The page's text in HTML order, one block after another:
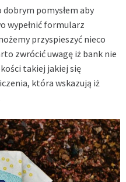
pomysłem aby
wypełnić formularz
przyspieszyć nieco
zwrócić uwagę iż bank nie
takiej jakiej się
która wskazują iż